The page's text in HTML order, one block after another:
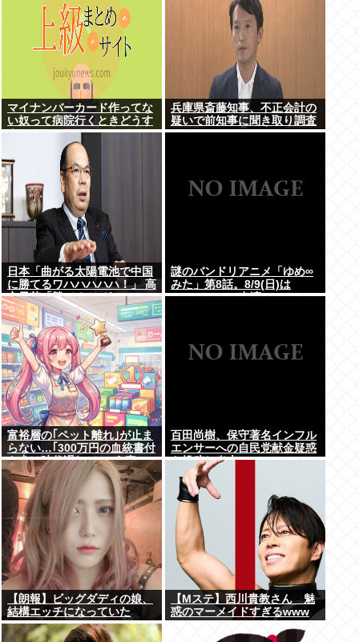
マイナンバーカード作ってな
い奴って病院行くときどうす
んの
兵庫県斎藤知事、不正会計の
疑いで前知事に聞き取り調査
へ
日本「曲がる太陽電池で中国
に勝てるワハハハハハ！」 高
市早苗「勝てる！ ガハハハハ
ハハ！」
謎のバンドリアニメ「ゆめ∞
みた」第8話。8/9(日)は
MyGO・RAS出演の
富裕層の｢ペット離れ｣が止ま
らない…｢300万円の血統書付
き犬は時代遅れ｣という真の
お金持ちが"向かった先"
百田尚樹、保守著名インフル
エンサーへの自民党献金疑惑
を投稿し炎上
【朗報】ビッグダディの娘、
結構エッチになっていた
【Mステ】西川貴教さん 魅
惑のマーメイドすぎるwww